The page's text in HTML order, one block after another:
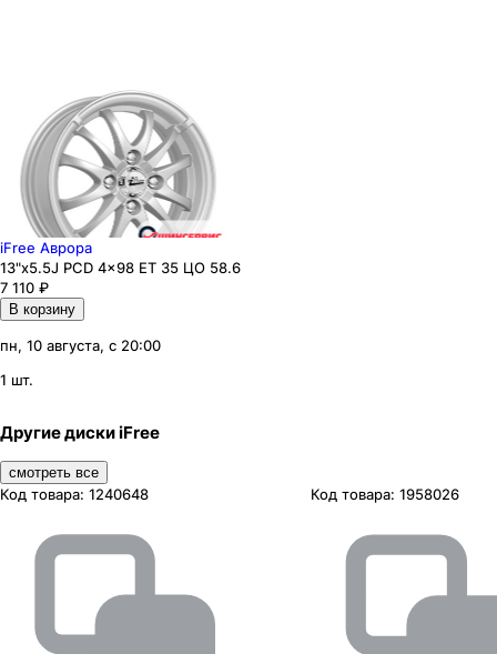
iFree Аврора
13"x5.5J PCD 4x98 ЕТ 35 ЦО 58.6
7 110 ₽
В корзину
пн, 10 августа, с 20:00
1 шт.
Другие диски iFree
смотреть все
Код товара: 1240648 Код товара: 1958026